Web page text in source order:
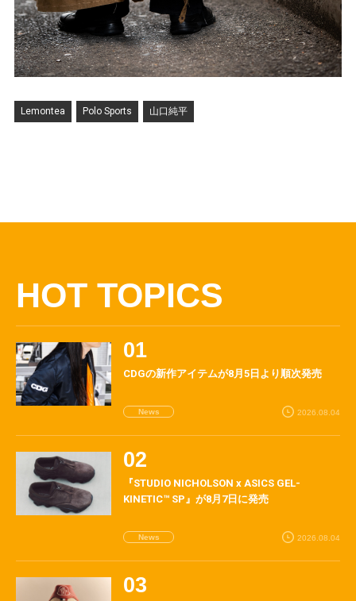
Lemontea Polo Sports 山口純平
HOT TOPICS
CDGの新作アイテムが8月5日より順次発売
News 2026.08.04
『STUDIO NICHOLSON x ASICS GEL-
KINETIC™ SP』が8月7日に発売
News 2026.08.04